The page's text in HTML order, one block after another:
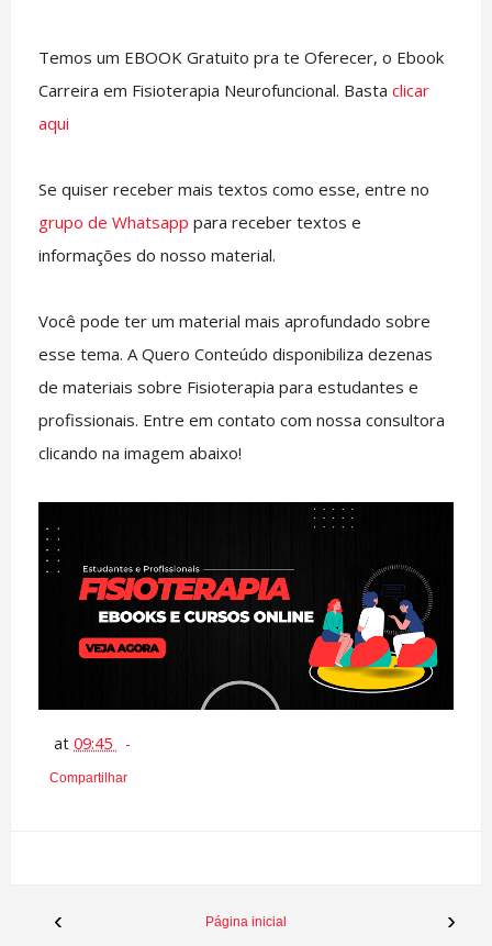
Temos um EBOOK Gratuito pra te Oferecer, o Ebook
Carreira em Fisioterapia Neurofuncional. Basta clicar
aqui
Se quiser receber mais textos como esse, entre no
grupo de Whatsapp para receber textos e
informações do nosso material.
Você pode ter um material mais aprofundado sobre
esse tema. A Quero Conteúdo disponibiliza dezenas
de materiais sobre Fisioterapia para estudantes e
profissionais. Entre em contato com nossa consultora
clicando na imagem abaixo!
at09:45
Compartilhar
‹ ›
Página inicial